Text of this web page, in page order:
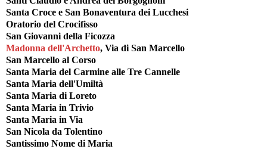
Santa Croce e San Bonaventura dei Lucchesi
Oratorio del Crocifisso
San Giovanni della Ficozza
Madonna dell'Archetto, Via di San Marcello
San Marcello al Corso
Santa Maria del Carmine alle Tre Cannelle
Santa Maria dell'Umiltà
Santa Maria di Loreto
Santa Maria in Trivio
Santa Maria in Via
San Nicola da Tolentino
Santissimo Nome di Maria